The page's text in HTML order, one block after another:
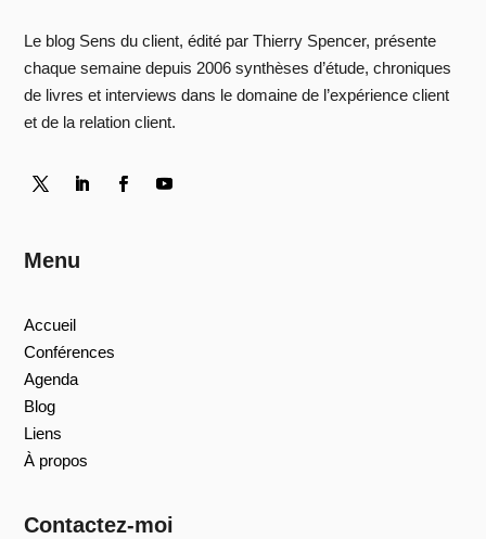
Le blog Sens du client, édité par Thierry Spencer, présente
chaque semaine depuis 2006 synthèses d’étude, chroniques
de livres et interviews dans le domaine de l’expérience client
et de la relation client.
Menu
Accueil
Conférences
Agenda
Blog
Liens
À propos
Contactez-moi